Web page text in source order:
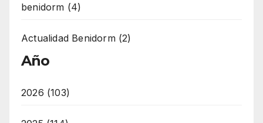
benidorm (4)
Actualidad Benidorm (2)
Año
2026 (103)